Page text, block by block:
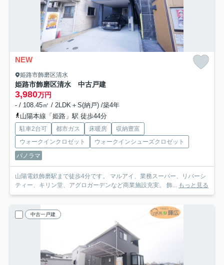
NEW
姫路市飾磨区清水
姫路市飾磨区清水 中古戸建
3,980万円
- / 108.45㎡ / 2LDK＋S(納戸) /築4年
山陽本線「姫路」駅 徒歩44分
駐車2台可 都市ガス 床暖房
収納豊富
ウォークインクロゼット
ウォークインシューズクロゼット
パノラマ
山陽電鉄飾磨駅まで徒歩4分です。 マルアイ、業務スーパー、リバーシ
ティー、キリン堂、アグロガーデンなど商業施設充実。 飾... もっと見る
中古一戸建